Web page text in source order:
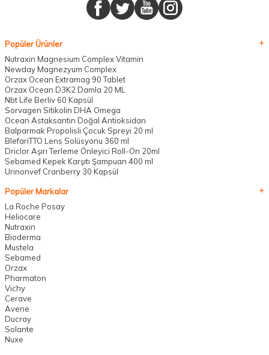
Popüler Ürünler
Nutraxin Magnesium Complex Vitamin
Newday Magnezyum Complex
Orzax Ocean Extramag 90 Tablet
Orzax Ocean D3K2 Damla 20 ML
Nbt Life Berliv 60 Kapsül
Sorvagen Sitikolin DHA Omega
Ocean Astaksantin Doğal Antioksidan
Balparmak Propolisli Çocuk Spreyi 20 ml
BlefariTTO Lens Solüsyonu 360 ml
Driclor Aşırı Terleme Önleyici Roll-On 20ml
Sebamed Kepek Karşıtı Şampuan 400 ml
Urinonvef Cranberry 30 Kapsül
Popüler Markalar
La Roche Posay
Heliocare
Nutraxin
Bioderma
Mustela
Sebamed
Orzax
Pharmaton
Vichy
Cerave
Avene
Ducray
Solante
Nuxe